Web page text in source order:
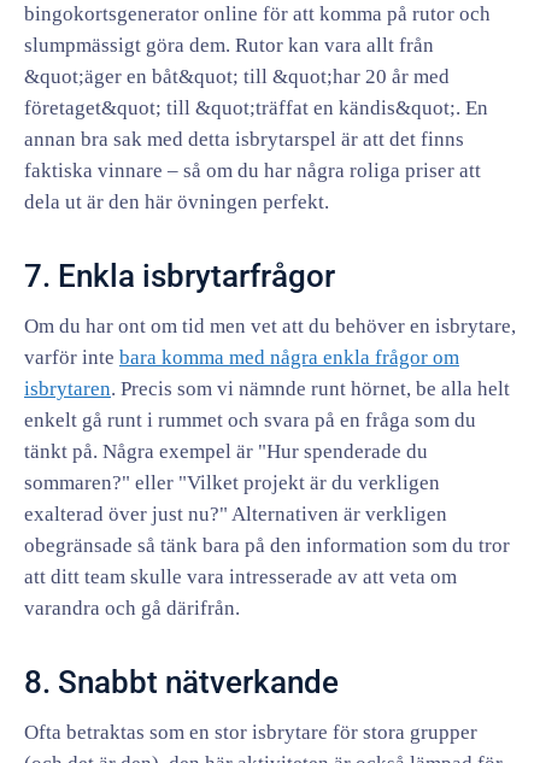
bingokortsgenerator online för att komma på rutor och
slumpmässigt göra dem. Rutor kan vara allt från
&quot;äger en båt&quot; till &quot;har 20 år med
företaget&quot; till &quot;träffat en kändis&quot;. En
annan bra sak med detta isbrytarspel är att det finns
faktiska vinnare – så om du har några roliga priser att
dela ut är den här övningen perfekt.
7. Enkla isbrytarfrågor
Om du har ont om tid men vet att du behöver en isbrytare,
varför inte bara komma med några enkla frågor om
isbrytaren. Precis som vi nämnde runt hörnet, be alla helt
enkelt gå runt i rummet och svara på en fråga som du
tänkt på. Några exempel är "Hur spenderade du
sommaren?" eller "Vilket projekt är du verkligen
exalterad över just nu?" Alternativen är verkligen
obegränsade så tänk bara på den information som du tror
att ditt team skulle vara intresserade av att veta om
varandra och gå därifrån.
8. Snabbt nätverkande
Ofta betraktas som en stor isbrytare för stora grupper